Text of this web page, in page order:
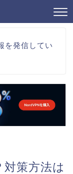
を発信してい
策方法は